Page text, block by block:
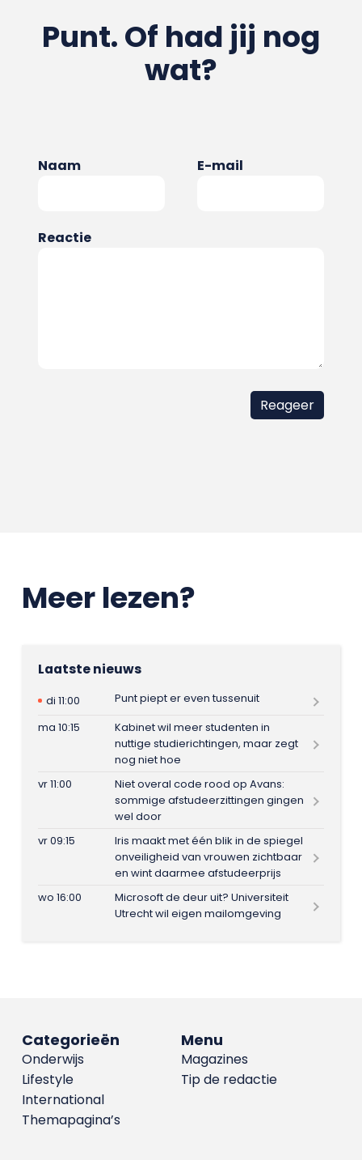
Punt. Of had jij nog
wat?
Naam E-mail
Reactie
Meer lezen?
Laatste nieuws
di 11:00
Punt piept er even tussenuit
ma 10:15
Kabinet wil meer studenten in
nuttige studierichtingen, maar zegt
nog niet hoe
vr 11:00
Niet overal code rood op Avans:
sommige afstudeerzittingen gingen
wel door
vr 09:15
Iris maakt met één blik in de spiegel
onveiligheid van vrouwen zichtbaar
en wint daarmee afstudeerprijs
wo 16:00
Microsoft de deur uit? Universiteit
Utrecht wil eigen mailomgeving
Menu
Magazines
Tip de redactie
Categorieën
Onderwijs
Lifestyle
International
Themapagina’s